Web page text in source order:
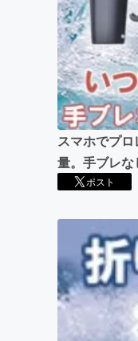
スマホでプ
量。手ブレな
ポスト